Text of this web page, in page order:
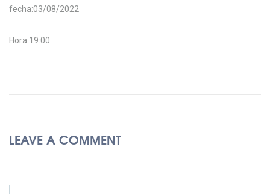
fecha:03/08/2022
Hora:19:00
LEAVE A COMMENT